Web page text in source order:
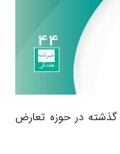
گذشته در حوزه تعارض